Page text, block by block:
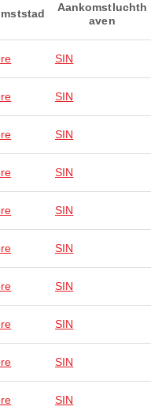
Aankomstluchth
aven
SIN
SIN
SIN
SIN
SIN
SIN
SIN
SIN
SIN
SIN